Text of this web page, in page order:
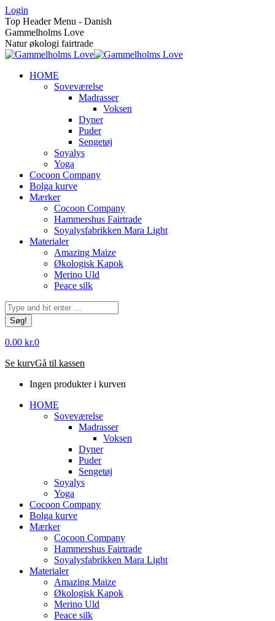
Skip
to
content
Login
Top Header Menu - Danish
Gammelholms Love
Natur økologi fairtrade
HOME
Soveværelse
Madrasser
Voksen
Dyner
Puder
Sengetøj
Soyalys
Yoga
Cocoon Company
Bolga kurve
Mærker
Cocoon Company
Hammershus Fairtrade
Soyalysfabrikken Mara Light
Materialer
Amazing Maize
Økologisk Kapok
Merino Uld
Peace silk
Søg:
0.00 kr.0
Se kurvGå til kassen
Ingen produkter i kurven
HOME
Soveværelse
Madrasser
Voksen
Dyner
Puder
Sengetøj
Soyalys
Yoga
Cocoon Company
Bolga kurve
Mærker
Cocoon Company
Hammershus Fairtrade
Soyalysfabrikken Mara Light
Materialer
Amazing Maize
Økologisk Kapok
Merino Uld
Peace silk